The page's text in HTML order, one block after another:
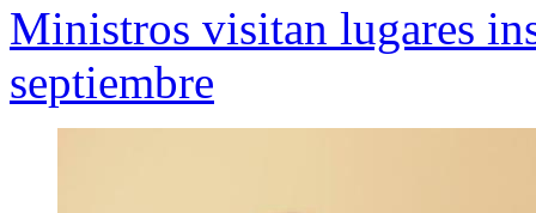
Ministros visitan lugares
septiembre